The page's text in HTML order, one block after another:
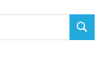
SUCHEN